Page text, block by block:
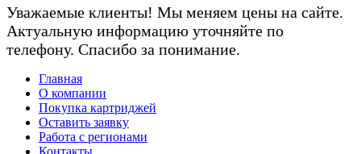
Уважаемые клиенты! Мы меняем цены на сайте.
Актуальную информацию уточняйте по
телефону. Спасибо за понимание.
Главная
О компании
Покупка картриджей
Оставить заявку
Работа с регионами
Контакты